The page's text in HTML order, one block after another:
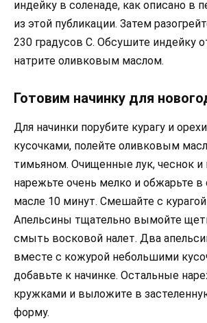
индейку в соленаде, как описано в
из этой публикации. Затем
230 градусов С. Обсушите индейку
натрите оливковым маслом.
Готовим начинку для
Для начинки порубите курагу и
кусочками, полейте оливковым
тимьяном. Очищенные лук, чеснок и
нарежьте очень мелко и обжарьте в
масле 10 минут. Смешайте с
Апельсины тщательно вымойте
смыть восковой налет. Два
вместе с кожурой небольшими
добавьте к начинке. Остальные
кружками и выложите в
форму.